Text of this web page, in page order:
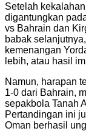
Setelah
digantungkan
vs Bahrain dan
babak
kemenangan
lebih, atau hasil
Namun, harapan
1-0 dari Bahrain,
sepakbola Tanah
Pertandingan ini
Oman berhasil